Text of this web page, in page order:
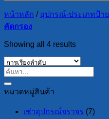
หน้าหลัก / อุปกรณ์-ประเภทป้าย
คัดกรอง
Showing all 4 results
หมวดหมู่สินค้า
เช่าอุปกรณ์จราจร (7)